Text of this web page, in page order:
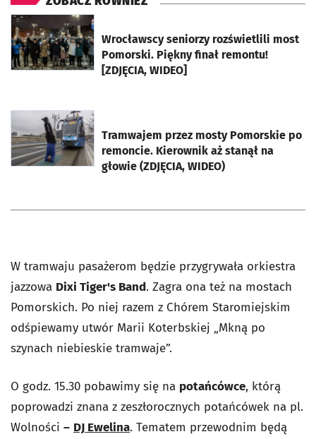
Wrocławscy seniorzy rozświetlili most
Pomorski. Piękny finał remontu!
[ZDJĘCIA, WIDEO]
otworzy się w nowej karcie
Tramwajem przez mosty Pomorskie po
remoncie. Kierownik aż stanął na
głowie (ZDJĘCIA, WIDEO)
otworzy się w nowej karcie
W tramwaju pasażerom będzie przygrywała orkiestra
jazzowa Dixi Tiger's Band. Zagra ona też na mostach
Pomorskich. Po niej razem z Chórem Staromiejskim
odśpiewamy utwór Marii Koterbskiej „Mkną po
szynach niebieskie tramwaje”.
O godz. 15.30 pobawimy się na potańcówce, którą
poprowadzi znana z zeszłorocznych potańcówek na pl.
Wolności – DJ Ewelina. Tematem przewodnim będą